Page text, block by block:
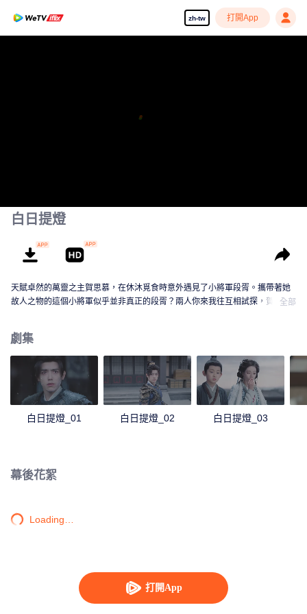
zh-tw 打開App
打開App
白日提燈
天賦卓然的萬靈之主賀思慕，在休沐覓食時意外遇見了小將軍段胥。攜帶著她
故人之物的這個小將軍似乎並非真正的段胥？兩人你來我往互相試探，賀思慕
全部
劇集
白日提燈_01 白日提燈_02 白日提燈_03
幕後花絮
Loading…